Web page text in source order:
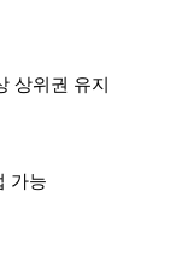
상위권 유지
가능